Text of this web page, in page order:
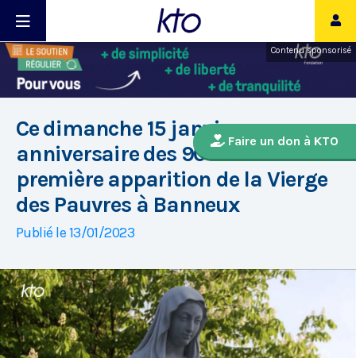
Contenu sponsorisé
Faire un don à KTO
Ce dimanche 15 janvier,
anniversaire des 90 ans de la
première apparition de la Vierge
des Pauvres à Banneux
Publié le 13/01/2023